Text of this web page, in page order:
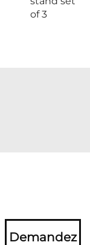
of 3
Demandez